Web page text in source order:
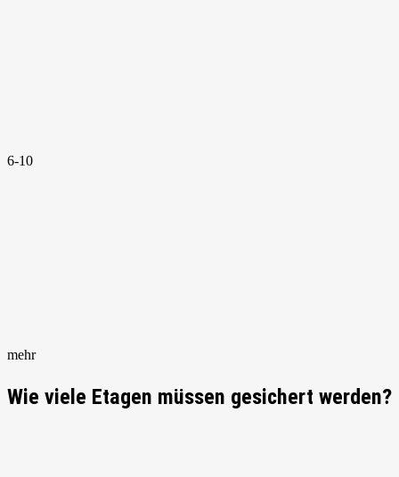
6-10
mehr
Wie viele Etagen müssen gesichert werden?